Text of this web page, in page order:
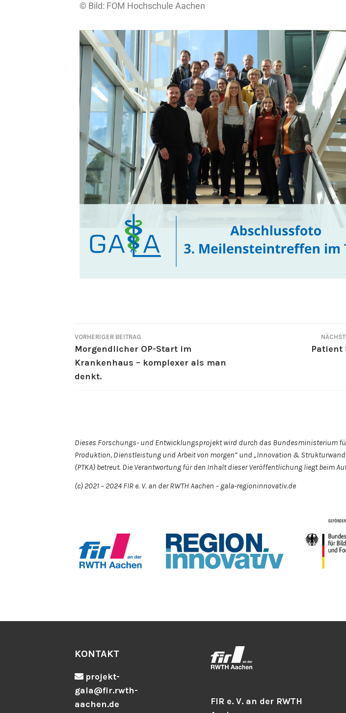
© Bild: FOM Hochschule Aachen
VORHERIGER BEITRAG
Morgendlicher OP-Start im
Krankenhaus – komplexer als man
denkt.
Patient
Dieses Forschungs- und Entwicklungsprojekt wird durch das Bundesministerium
Produktion, Dienstleistung und Arbeit von morgen“ und „Innovation &
(PTKA) betreut. Die Verantwortung für den Inhalt dieser Veröffentlichung liegt beim
(c) 2021 – 2024 FIR e. V. an der RWTH Aachen – gala-regioninnovativ.de
KONTAKT
projekt-
gala@fir.rwth-
aachen.de
FIR e. V. an der RWTH